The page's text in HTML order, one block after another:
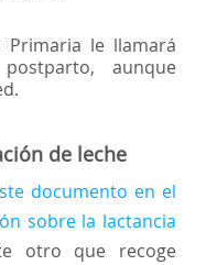
le llamará
aunque
de leche
documento en el
sobre la lactancia
otro que recoge